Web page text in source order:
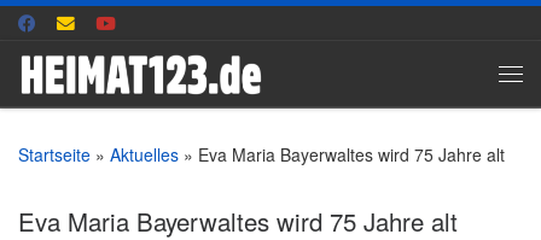
Zum Inhalt springen
Startseite » Aktuelles » Eva Maria Bayerwaltes wird 75 Jahre alt
Eva Maria Bayerwaltes wird 75 Jahre alt